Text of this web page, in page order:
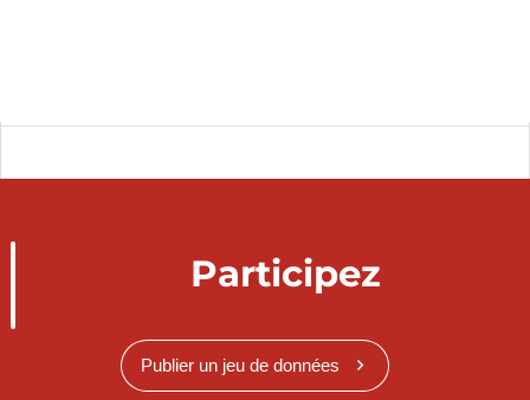
Central (FABEC)
Missions principales :
l’exercice des services de navigation aérienne et le
fonctionnement opérationnel de l’aéroport de
multiples et consistent entre autres à :
Participez
Publier un jeu de données